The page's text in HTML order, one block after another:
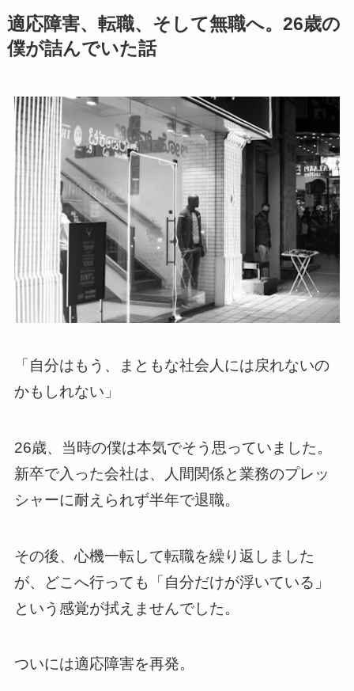
適応障害、転職、そして無職へ。26歳の
僕が詰んでいた話
「自分はもう、まともな社会人には戻れないの
かもしれない」
26歳、当時の僕は本気でそう思っていました。
新卒で入った会社は、人間関係と業務のプレッ
シャーに耐えられず半年で退職。
その後、心機一転して転職を繰り返しました
が、どこへ行っても「自分だけが浮いている」
という感覚が拭えませんでした。
ついには適応障害を再発。